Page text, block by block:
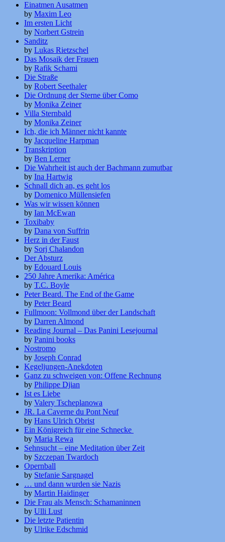
Einatmen Ausatmen
by Maxim Leo
Im ersten Licht
by Norbert Gstrein
Sanditz
by Lukas Rietzschel
Das Mosaik der Frauen
by Rafik Schami
Die Straße
by Robert Seethaler
Die Ordnung der Sterne über Como
by Monika Zeiner
Villa Sternbald
by Monika Zeiner
Ich, die ich Männer nicht kannte
by Jacqueline Harpman
Transkription
by Ben Lerner
Die Wahrheit ist auch der Bachmann zumutbar
by Ina Hartwig
Schnall dich an, es geht los
by Domenico Müllensiefen
Was wir wissen können
by Ian McEwan
Toxibaby
by Dana von Suffrin
Herz in der Faust
by Sorj Chalandon
Der Absturz
by Edouard Louis
250 Jahre Amerika: América
by T.C. Boyle
Peter Beard. The End of the Game
by Peter Beard
Fullmoon: Vollmond über der Landschaft
by Darren Almond
Reading Journal – Das Panini Lesejournal
by Panini books
Nostromo
by Joseph Conrad
Kegeljungen-Anekdoten
Ganz zu schweigen von: Offene Rechnung
by Philippe Djian
Ist es Liebe
by Valery Tscheplanowa
JR. La Caverne du Pont Neuf
by Hans Ulrich Obrist
Ein Königreich für eine Schnecke
by Maria Rewa
Sehnsucht – eine Meditation über Zeit
by Szczepan Twardoch
Opernball
by Stefanie Sargnagel
… und dann wurden sie Nazis
by Martin Haidinger
Die Frau als Mensch: Schamaninnen
by Ulli Lust
Die letzte Patientin
by Ulrike Edschmid